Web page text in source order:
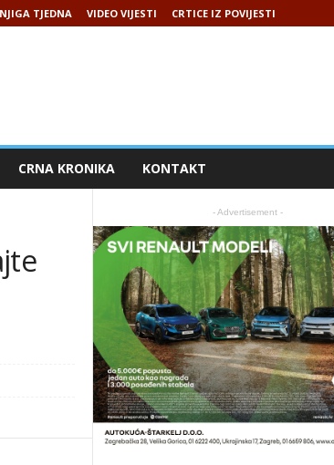
TJEDNA VIDEO VIJESTI CRTICE IZ POVIJESTI
CRNA KRONIKA KONTAKT
- Advertisement -